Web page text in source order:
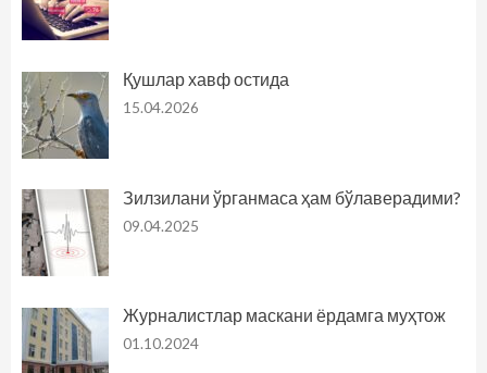
Қушлар хавф остида
15.04.2026
Зилзилани ўрганмаса ҳам бўлаверадими?
09.04.2025
Журналистлар маскани ёрдамга муҳтож
01.10.2024